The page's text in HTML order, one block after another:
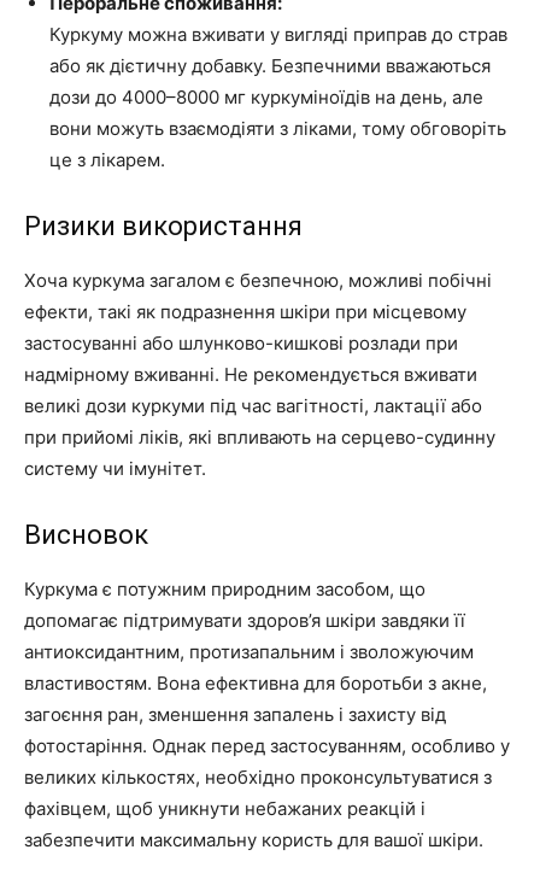
Куркуму можна вживати у вигляді приправ до страв
або як дієтичну добавку. Безпечними вважаються
дози до 4000–8000 мг куркуміноїдів на день, але
вони можуть взаємодіяти з ліками, тому обговоріть
це з лікарем.
Ризики використання
Хоча куркума загалом є безпечною, можливі побічні
ефекти, такі як подразнення шкіри при місцевому
застосуванні або шлунково-кишкові розлади при
надмірному вживанні. Не рекомендується вживати
великі дози куркуми під час вагітності, лактації або
при прийомі ліків, які впливають на серцево-судинну
систему чи імунітет.
Висновок
Куркума є потужним природним засобом, що
допомагає підтримувати здоров’я шкіри завдяки її
антиоксидантним, протизапальним і зволожуючим
властивостям. Вона ефективна для боротьби з акне,
загоєння ран, зменшення запалень і захисту від
фотостаріння. Однак перед застосуванням, особливо у
великих кількостях, необхідно проконсультуватися з
фахівцем, щоб уникнути небажаних реакцій і
забезпечити максимальну користь для вашої шкіри.